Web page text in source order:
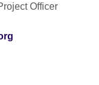
Officer